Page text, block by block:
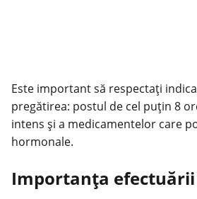
Este important să respectaţi
pregătirea: postul de cel puţin 8
intens şi a medicamentelor care
hormonale.
Importanţa